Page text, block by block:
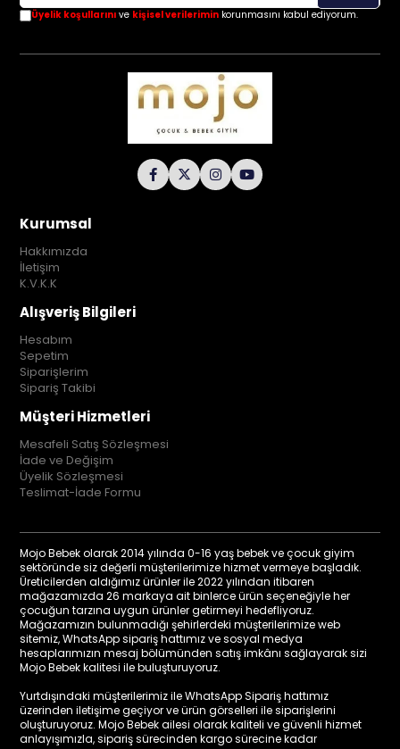
Üyelik koşullarını ve kişisel verilerimin korunmasını kabul ediyorum.
Kurumsal
Hakkımızda
İletişim
K.V.K.K
Alışveriş Bilgileri
Hesabım
Sepetim
Siparişlerim
Sipariş Takibi
Müşteri Hizmetleri
Mesafeli Satış Sözleşmesi
İade ve Değişim
Üyelik Sözleşmesi
Teslimat-İade Formu
Mojo Bebek olarak 2014 yılında 0-16 yaş bebek ve çocuk giyim
sektöründe siz değerli müşterilerimize hizmet vermeye başladık.
Üreticilerden aldığımız ürünler ile 2022 yılından itibaren
mağazamızda 26 markaya ait binlerce ürün seçeneğiyle her
çocuğun tarzına uygun ürünler getirmeyi hedefliyoruz.
Mağazamızın bulunmadığı şehirlerdeki müşterilerimize web
sitemiz, WhatsApp sipariş hattımız ve sosyal medya
hesaplarımızın mesaj bölümünden satış imkânı sağlayarak sizi
Mojo Bebek kalitesi ile buluşturuyoruz.
Yurtdışındaki müşterilerimiz ile WhatsApp Sipariş hattımız
üzerinden iletişime geçiyor ve ürün görselleri ile siparişlerini
oluşturuyoruz. Mojo Bebek ailesi olarak kaliteli ve güvenli hizmet
anlayışımızla, sipariş sürecinden kargo sürecine kadar